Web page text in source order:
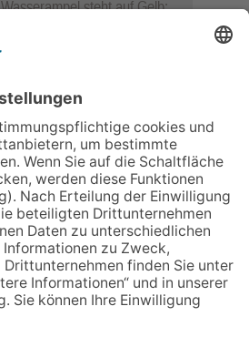
Wasserampel steht auf Gelb:
auf
Himmel: Vom Geschenk zum
Karriere
Hauptamtlicher CDU-Stadtrat
für Friedrichsdorf?
FREIE WÄHLER Bad
Homburg starten
Bürgerumfrage für Berliner
Siedlung und
Gartenfeldsiedlung